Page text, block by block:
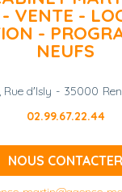
VENTE -
-
NEUFS
Rue d'Isly - 35000
02.99.67.22.44
NOUS CONTACTER